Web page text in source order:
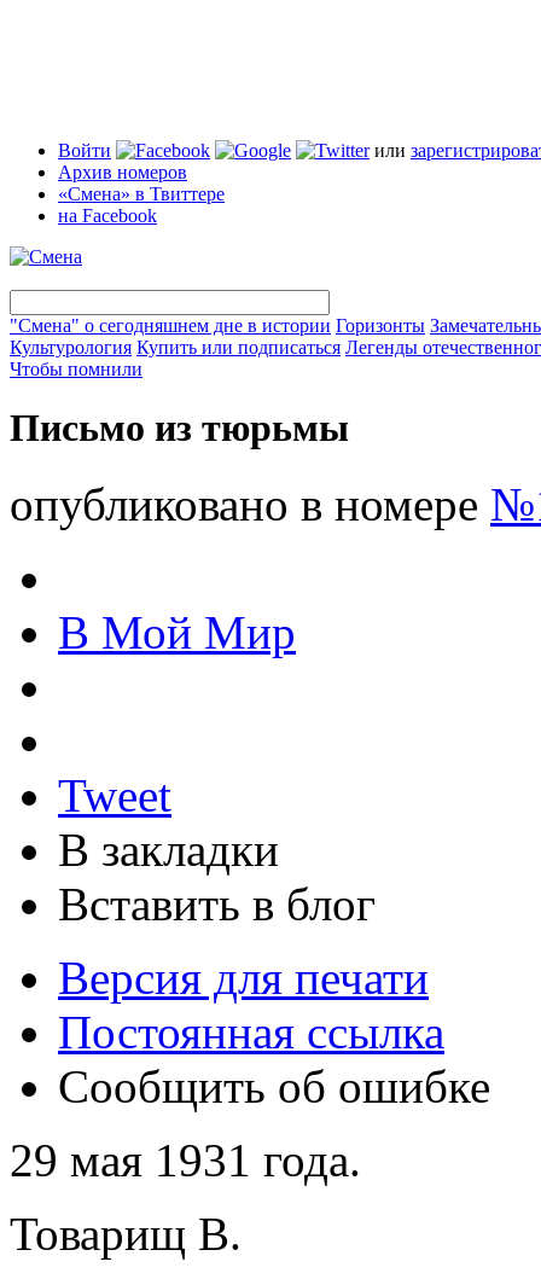
Войти или
Архив номеров
«Смена» в Твиттере
на Facebook
"Смена" о сегодняшнем дне в истории Горизонты
Культурология Купить или подписаться Легенды
Чтобы помнили
Письмо из тюрьмы
опубликовано в номере
В Мой Мир
Tweet
В закладки
Вставить в блог
Версия для печати
Постоянная ссылка
Сообщить об ошибке
29 мая 1931 года.
Товарищ В.